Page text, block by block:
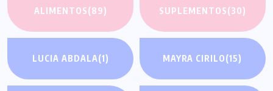
ALIMENTOS(89)
SUPLEMENTOS(30)
LUCIA ABDALA(1) MAYRA CIRILO(15)